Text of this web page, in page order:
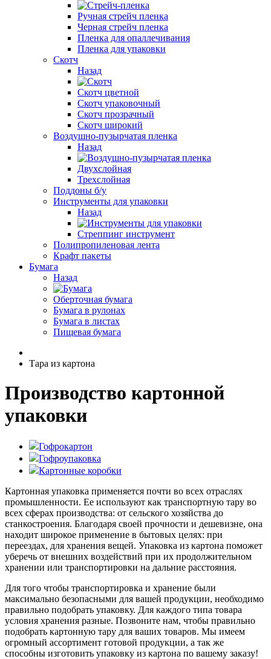
Ручная стрейч пленка
Черная стрейч пленка
Пленка для опаллечивания
Пленка для упаковки
Скотч
Назад
Cкотч цветной
Скотч упаковочный
Скотч прозрачный
Cкотч широкий
Воздушно-пузырчатая пленка
Назад
Двухслойная
Трехслойная
Поддоны б/у
Инструменты для упаковки
Назад
Стреппинг инструмент
Полипропиленовая лента
Крафт пакеты
Бумага
Назад
Оберточная бумага
Бумага в рулонах
Бумага в листах
Пищевая бумага
Тара из картона
Производство картонной
упаковки
Гофрокартон
Гофроупаковка
Картонные коробки
Картонная упаковка применяется почти во всех отраслях
промышленности. Ее используют как транспортную тару во
всех сферах производства: от сельского хозяйства до
станкостроения. Благодаря своей прочности и дешевизне, она
находит широкое применение в бытовых целях: при
переездах, для хранения вещей. Упаковка из картона поможет
уберечь от внешних воздействий при их продолжительном
хранении или транспортировки на дальние расстояния.
Для того чтобы транспортировка и хранение были
максимально безопасными для вашей продукции, необходимо
правильно подобрать упаковку. Для каждого типа товара
условия хранения разные. Позвоните нам, чтобы правильно
подобрать картонную тару для ваших товаров. Мы имеем
огромный ассортимент готовой продукции, а так же
способны изготовить упаковку из картона по вашему заказу!